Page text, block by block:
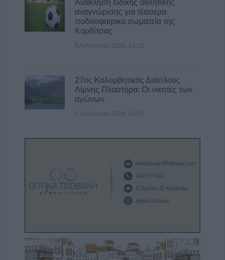
Ανάκληση ειδικής αθλητικής
αναγνώρισης για τέσσερα
ποδοσφαιρικά σωματεία της
Καρδίτσας
5 Αυγούστου 2026, 10:15
27ος Κολυμβητικός Διάπλους
Λίμνης Πλαστήρα: Οι νικητές των
αγώνων
5 Αυγούστου 2026, 09:50